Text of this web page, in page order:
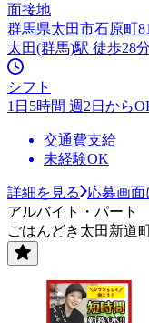
面接地
群馬県太田市石原町
太田(群馬)駅 徒歩28
シフト
1日5時間 週2日から
交通費支給
未経験OK
詳細を見る
応募画面
アルバイト・パート
ごはんどき太田新道